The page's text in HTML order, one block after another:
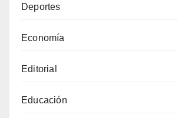
Deportes
Economía
Editorial
Educación